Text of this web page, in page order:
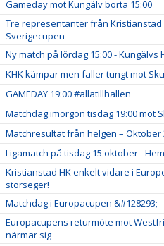
Gameday mot Kungälv borta 15:00
Tre representanter från Kristianstad
Sverigecupen
Ny match på lördag 15:00 - Kungälvs
KHK kämpar men faller tungt mot
GAMEDAY 19:00 #allatillhallen
Matchdag imorgon tisdag 19:00 mot
Matchresultat från helgen – Oktober
Ligamatch på tisdag 15 oktober -
Kristianstad HK enkelt vidare i
storseger!
Matchdag i Europacupen &#128293;
Europacupens returmöte mot
närmar sig